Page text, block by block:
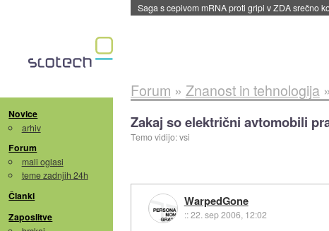
BMW v vozilih začel predvajati reklame::danes
Novice
arhiv
Forum
mali oglasi
teme zadnjih 24h
Članki
Zaposlitve
Forum » Znanost in tehnologija»
Zakaj so električni avtomobili
Temo vidijo: vsi
WarpedGone
::22. sep 2006, 12:02